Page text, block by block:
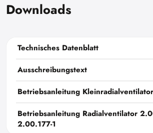
Downloads
Technisches Datenblatt
Ausschreibungstext
Betriebsanleitung
Betriebsanleitung Radialventilator
2.00.177-1